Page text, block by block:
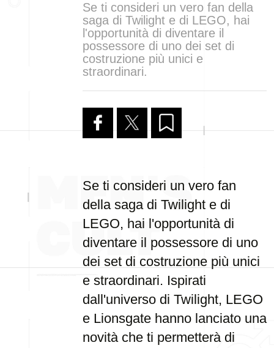
Se ti consideri un vero fan della
saga di Twilight e di LEGO, hai
l'opportunità di diventare il
possessore di uno dei set di
costruzione più unici e
straordinari.
Se ti consideri un vero fan
della saga di Twilight e di
LEGO, hai l'opportunità di
diventare il possessore di uno
dei set di costruzione più unici
e straordinari. Ispirati
dall'universo di Twilight, LEGO
e Lionsgate hanno lanciato una
novità che ti permetterà di